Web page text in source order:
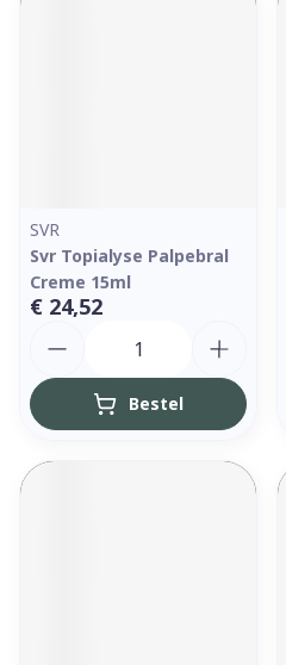
SVR
Svr Topialyse Palpebral
Creme 15ml
€ 24,52
Bestel